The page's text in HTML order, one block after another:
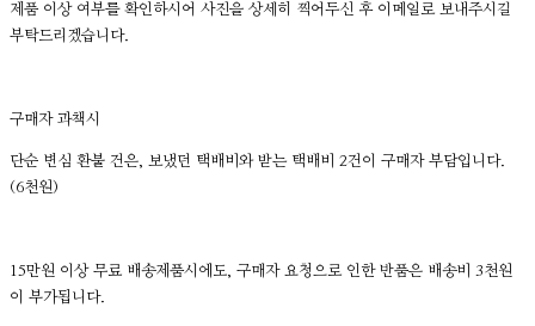
제품 이상 여부를 확인하시어 사진을 상세히 찍어두신 후 이메일로 보내주시길
부탁드리겠습니다.
구매자 과책시
단순 변심 환불 건은, 보냈던 택배비와 받는 택배비 2건이 구매자 부담입니다.
(6천원)
15만원 이상 무료 배송제품시에도, 구매자 요청으로 인한 반품은 배송비 3천원
이 부가됩니다.